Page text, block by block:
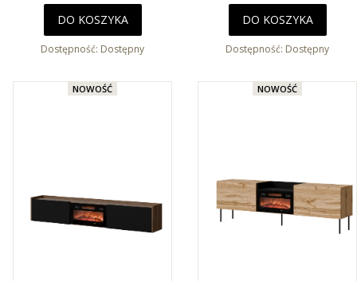
DO KOSZYKA
Dostępność: Dostępny
DO KOSZYKA
Dostępność: Dostępny
NOWOŚĆ NOWOŚĆ